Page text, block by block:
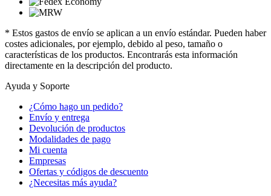
* Estos gastos de envío se aplican a un envío estándar. Pueden haber
costes adicionales, por ejemplo, debido al peso, tamaño o
características de los productos. Encontrarás esta información
directamente en la descripción del producto.
Ayuda y Soporte
¿Cómo hago un pedido?
Envío y entrega
Devolución de productos
Modalidades de pago
Mi cuenta
Empresas
Ofertas y códigos de descuento
¿Necesitas más ayuda?